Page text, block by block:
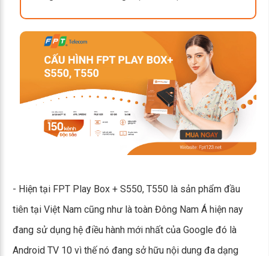
- Hiện tại FPT Play Box + S550, T550 là sản phẩm đầu
tiên tại Việt Nam cũng như là toàn Đông Nam Á hiện nay
đang sử dụng hệ điều hành mới nhất của Google đó là
Android TV 10 vì thế nó đang sở hữu nội dung đa dạng